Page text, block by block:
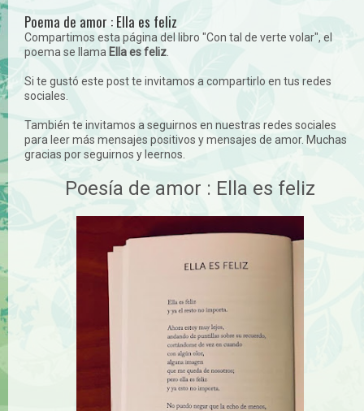
Poema de amor : Ella es feliz
Compartimos esta página del libro "Con tal de verte volar", el
poema se llama Ella es feliz
Si te gustó este post te invitamos a compartirlo en tus redes
sociales.
También te invitamos a seguirnos en nuestras redes sociales
para leer más mensajes positivos y mensajes de amor. Muchas
gracias por seguirnos y leernos.
Poesía de amor : Ella es feliz